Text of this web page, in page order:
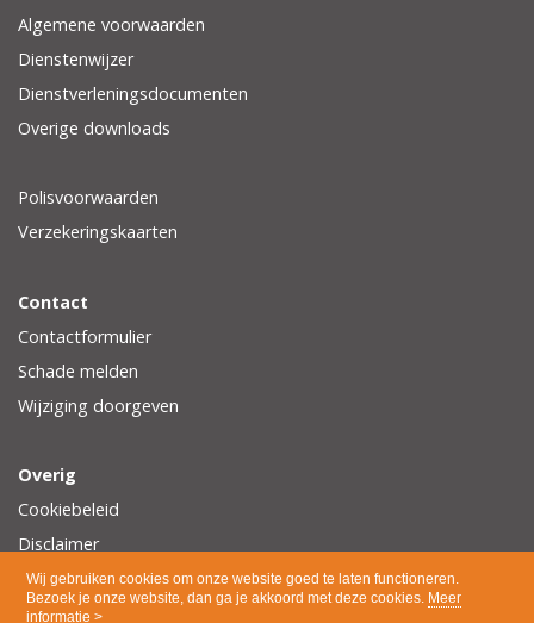
Wij gebruiken cookies om onze website goed te laten functioneren.
Bezoek je onze website, dan ga je akkoord met deze cookies. Meer
informatie >
Algemene voorwaarden
Dienstenwijzer
Dienstverleningsdocumenten
Overige downloads
Polisvoorwaarden
Verzekeringskaarten
Contact
Contactformulier
Schade melden
Wijziging doorgeven
Overig
Cookiebeleid
Disclaimer
Privacy